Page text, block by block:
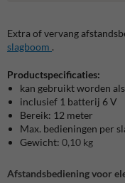
Extra of vervang
slagboom .
Productspecificaties:
kan gebruikt worden
inclusief 1 batterij 6 V
Bereik: 12 meter
Max. bedieningen per
Gewicht: 0,10 kg
Afstandsbediening voor